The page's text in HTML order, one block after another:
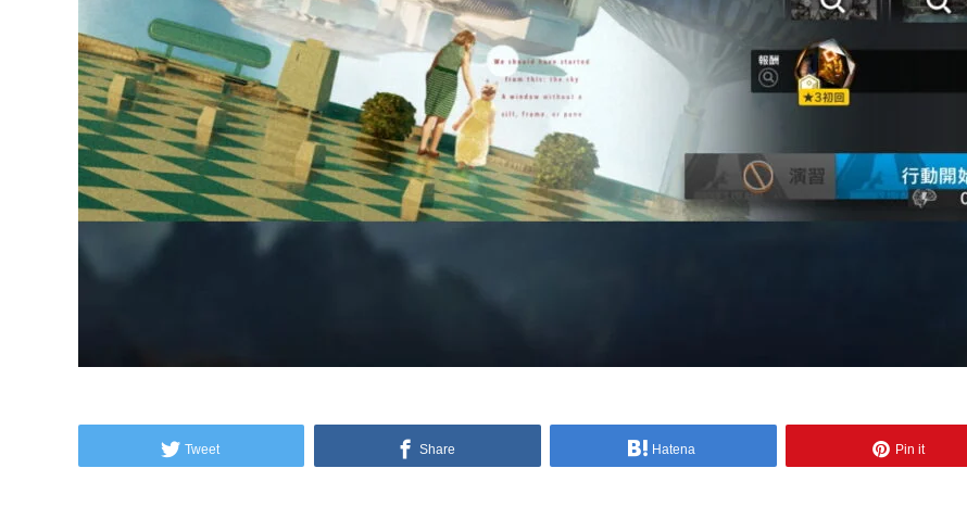
Tweet Share Hatena Pin it